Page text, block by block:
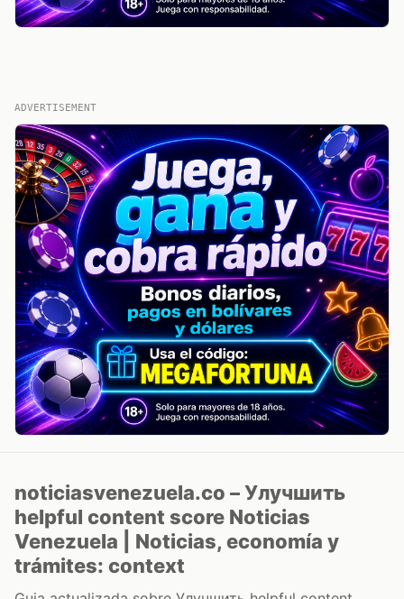
ADVERTISEMENT
noticiasvenezuela.co – Улучшить
helpful content score Noticias
Venezuela | Noticias, economía y
trámites: context